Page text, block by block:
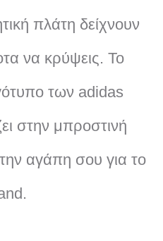
πλάτη δείχνουν
να κρύψεις. Το
των adidas
στην μπροστινή
αγάπη σου για το